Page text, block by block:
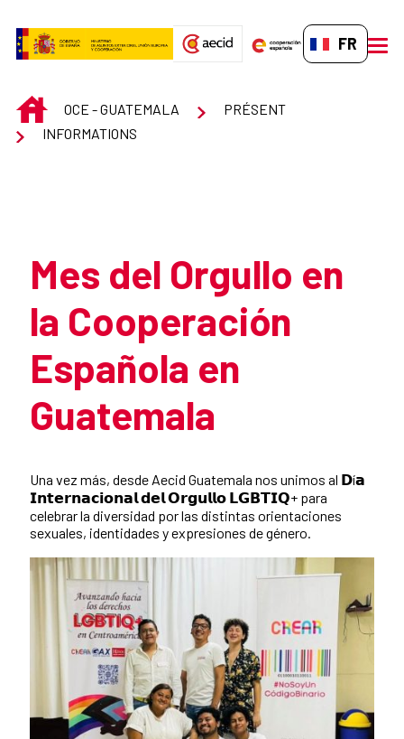
FR-FR
INICIOOCE - GUATEMALA
PRÉSENT
INFORMATIONS
Mes del Orgullo en
la Cooperación
Española en
Guatemala
Una vez más, desde Aecid Guatemala nos unimos al 𝗗í𝗮
𝗜𝗻𝘁𝗲𝗿𝗻𝗮𝗰𝗶𝗼𝗻𝗮𝗹 𝗱𝗲𝗹 𝗢𝗿𝗴𝘂𝗹𝗹𝗼 𝗟𝗚𝗕𝗧𝗜𝗤+ para
celebrar la diversidad por las distintas orientaciones
sexuales, identidades y expresiones de género.